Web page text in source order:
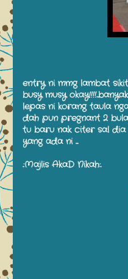
entry ni mmg lambat
busy musy
lepas ni korang taula
dah pun pregnant 2
tu baru nak citer sal dia
yang ada ni ....
.:Majlis AkaD Nikah:.